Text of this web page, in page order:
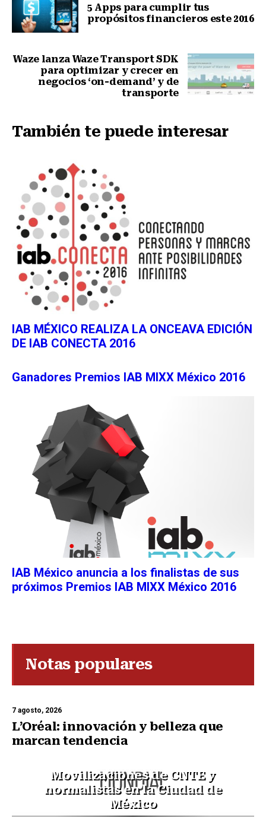
5 Apps para cumplir tus
propósitos financieros este 2016
Waze lanza Waze Transport SDK
para optimizar y crecer en
negocios ‘on-demand’ y de
transporte
También te puede interesar
IAB MÉXICO REALIZA LA ONCEAVA EDICIÓN
DE IAB CONECTA 2016
Ganadores Premios IAB MIXX México 2016
IAB México anuncia a los finalistas de sus
próximos Premios IAB MIXX México 2016
Notas populares
7 agosto, 2026
L’Oréal: innovación y belleza que
marcan tendencia
Movilizaciones de CNTE y
normalistas en la Ciudad de
México